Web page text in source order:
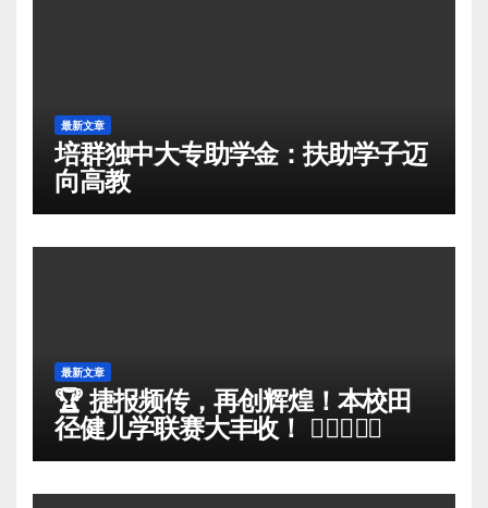
最新文章
培群独中大专助学金：扶助学子迈
向高教
最新文章
🏆 捷报频传，再创辉煌！本校田
径健儿学联赛大丰收！ 🏃‍♀️🏃‍♂️✨